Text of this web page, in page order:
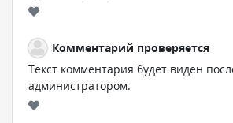
Комментарий проверяется
Текст комментария будет виден
администратором.